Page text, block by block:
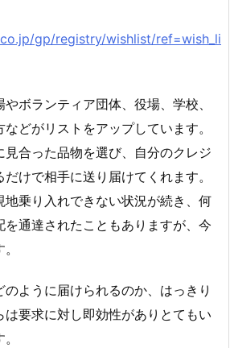
gp/registry/wishlist/ref=wish_li
ボランティア団体、役場、学校、
どがリストをアップしています。
見合った品物を選び、自分のクレジ
けで相手に送り届けてくれます。
地乗り入れできない状況が続き、何
を通達されたこともありますが、今
ように届けられるのか、はっきり
は要求に対し即効性がありとてもい